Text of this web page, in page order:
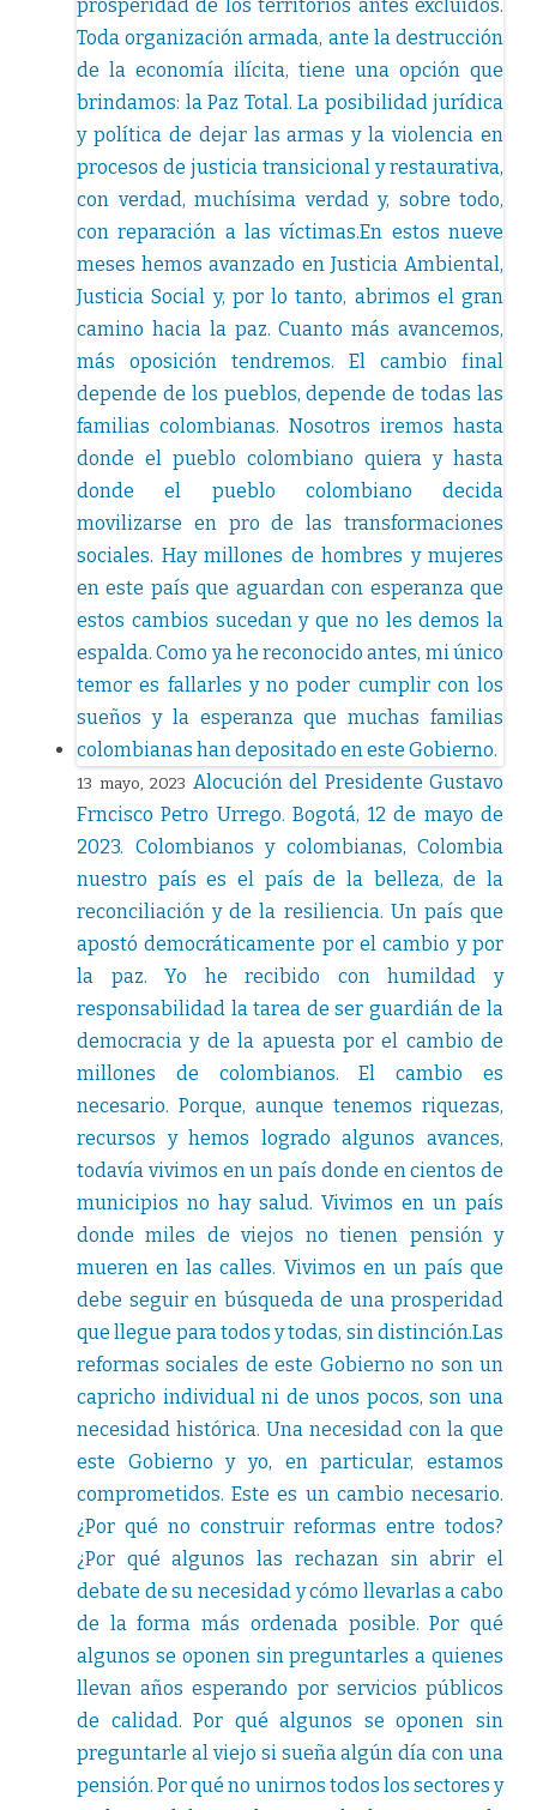
13 mayo, 2023 Alocución del Presidente Gustavo
Frncisco Petro Urrego. Bogotá, 12 de mayo de
2023. Colombianos y colombianas, Colombia
nuestro país es el país de la belleza, de la
reconciliación y de la resiliencia. Un país que
apostó democráticamente por el cambio y por
la paz. Yo he recibido con humildad y
responsabilidad la tarea de ser guardián de la
democracia y de la apuesta por el cambio de
millones de colombianos. El cambio es
necesario. Porque, aunque tenemos riquezas,
recursos y hemos logrado algunos avances,
todavía vivimos en un país donde en cientos de
municipios no hay salud. Vivimos en un país
donde miles de viejos no tienen pensión y
mueren en las calles. Vivimos en un país que
debe seguir en búsqueda de una prosperidad
que llegue para todos y todas, sin distinción.Las
reformas sociales de este Gobierno no son un
capricho individual ni de unos pocos, son una
necesidad histórica. Una necesidad con la que
este Gobierno y yo, en particular, estamos
comprometidos. Este es un cambio necesario.
¿Por qué no construir reformas entre todos?
¿Por qué algunos las rechazan sin abrir el
debate de su necesidad y cómo llevarlas a cabo
de la forma más ordenada posible. Por qué
algunos se oponen sin preguntarles a quienes
llevan años esperando por servicios públicos
de calidad. Por qué algunos se oponen sin
preguntarle al viejo si sueña algún día con una
pensión. Por qué no unirnos todos los sectores y